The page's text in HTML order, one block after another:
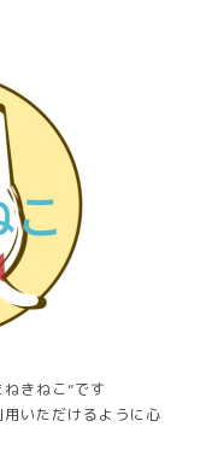
きねこ”です
いただけるように心